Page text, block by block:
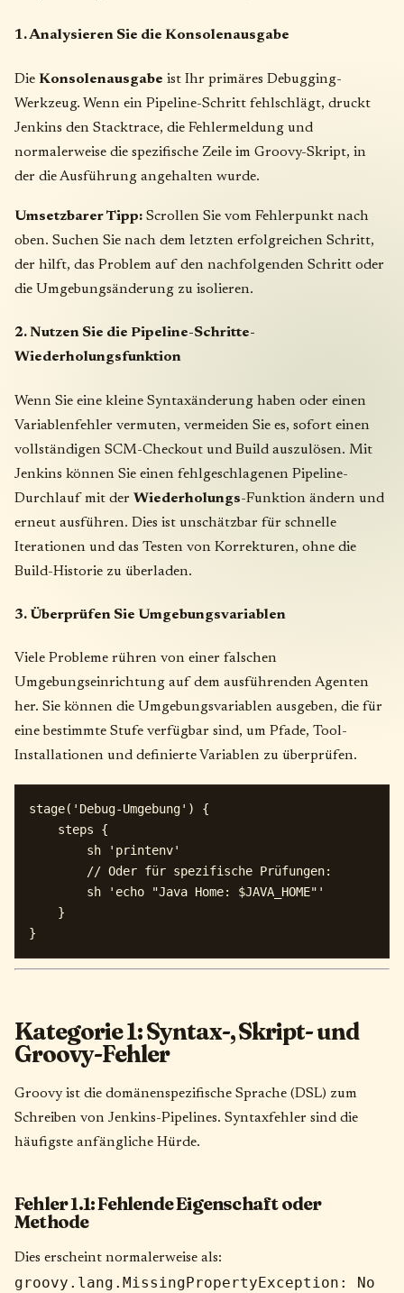
1. Analysieren Sie die Konsolenausgabe
Die Konsolenausgabe ist Ihr primäres Debugging-
Werkzeug. Wenn ein Pipeline-Schritt fehlschlägt, druckt
Jenkins den Stacktrace, die Fehlermeldung und
normalerweise die spezifische Zeile im Groovy-Skript, in
der die Ausführung angehalten wurde.
Umsetzbarer Tipp: Scrollen Sie vom Fehlerpunkt nach
oben. Suchen Sie nach dem letzten erfolgreichen Schritt,
der hilft, das Problem auf den nachfolgenden Schritt oder
die Umgebungsänderung zu isolieren.
2. Nutzen Sie die Pipeline-Schritte-
Wiederholungsfunktion
Wenn Sie eine kleine Syntaxänderung haben oder einen
Variablenfehler vermuten, vermeiden Sie es, sofort einen
vollständigen SCM-Checkout und Build auszulösen. Mit
Jenkins können Sie einen fehlgeschlagenen Pipeline-
Durchlauf mit der Wiederholungs-Funktion ändern und
erneut ausführen. Dies ist unschätzbar für schnelle
Iterationen und das Testen von Korrekturen, ohne die
Build-Historie zu überladen.
3. Überprüfen Sie Umgebungsvariablen
Viele Probleme rühren von einer falschen
Umgebungseinrichtung auf dem ausführenden Agenten
her. Sie können die Umgebungsvariablen ausgeben, die für
eine bestimmte Stufe verfügbar sind, um Pfade, Tool-
Installationen und definierte Variablen zu überprüfen.
stage('Debug-Umgebung') {
    steps {
        sh 'printenv'
        // Oder für spezifische Prüfungen:
        sh 'echo "Java Home: $JAVA_HOME"'
    }
Kategorie 1: Syntax-, Skript- und
Groovy-Fehler
Groovy ist die domänenspezifische Sprache (DSL) zum
Schreiben von Jenkins-Pipelines. Syntaxfehler sind die
häufigste anfängliche Hürde.
Fehler 1.1: Fehlende Eigenschaft oder
Methode
Dies erscheint normalerweise als:
groovy.lang.MissingPropertyException: No